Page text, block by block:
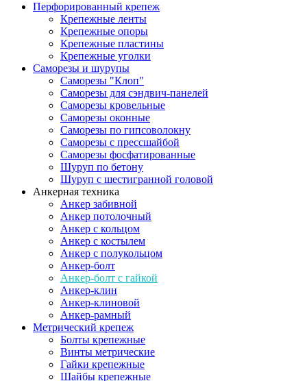
Перфорированный крепеж
Крепежные ленты
Крепежные опоры
Крепежные пластины
Крепежные уголки
Саморезы и шурупы
Саморезы "Клоп"
Саморезы для сэндвич-панелей
Саморезы кровельные
Саморезы оконные
Саморезы по гипсоволокну
Саморезы с прессшайбой
Саморезы фосфатированные
Шуруп по бетону
Шуруп с шестигранной головой
Анкерная техника
Анкер забивной
Анкер потолочный
Анкер с кольцом
Анкер с костылем
Анкер с полукольцом
Анкер-болт
Анкер-болт с гайкой
Анкер-клин
Анкер-клиновой
Анкер-рамный
Метрический крепеж
Болты крепежные
Винты метрические
Гайки крепежные
Шайбы крепежные